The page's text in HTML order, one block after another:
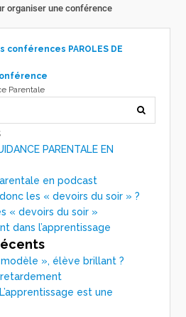
organiser une conférence
PAROLES DE
Parentale
PARENTALE EN
en podcast
les « devoirs du soir » ?
« devoirs du soir »
dans l’apprentissage
», élève brillant ?
L’apprentissage est une